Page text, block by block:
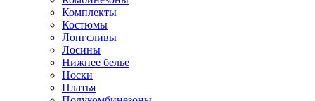
Комплекты
Костюмы
Лонгсливы
Лосины
Нижнее белье
Носки
Платья